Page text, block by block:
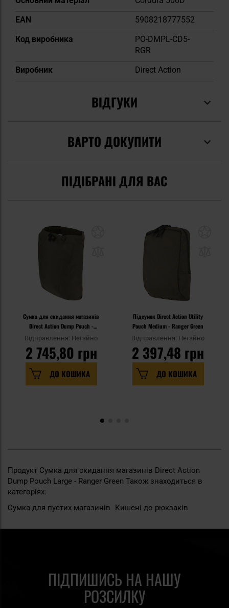
EAN
5908218777552
Код виробника
PO-DMPL-CD5-
RGR
Виробник
Direct Action
ВІДГУКИ
ВАРТО ДОКУПИТИ
ПІДІБРАНІ ДЛЯ ВАС
Сумка для скидання магазинів
Direct Action Dump Pouch -
Ranger Green
Відправлення: Негайно
2 745,80 грн
ДО КОШИКА
Підсумок Direct Action Utility
Pouch Medium - Ranger Green
Відправлення: Негайно
2 397,48 грн
ДО КОШИКА
Продукт Сумка для скидання магазинів Direct Action
Dump Pouch Large - Ranger Green Також знаходиться в
категоріях:
Сумка для пустих магазинів
Кишені до рюкзаків
ПІДПИШИСЬ НА НАШУ
РОЗСИЛКУ